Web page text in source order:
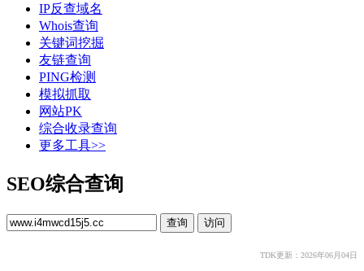
IP反查域名
Whois查询
关键词挖掘
友链查询
PING检测
模拟抓取
网站PK
综合收录查询
更多工具>>
SEO综合查询
TDK更新：2026年06月04日